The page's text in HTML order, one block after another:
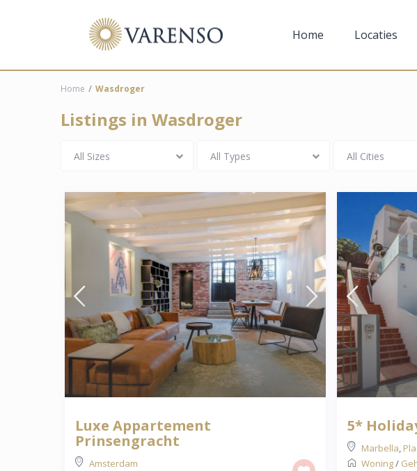
Home Locaties
Home Wasdroger
Listings in Wasdroger
All Sizes All Types All Cities
Luxe Appartement
Prinsengracht
Amsterdam
5*
Marbella,
Woning/